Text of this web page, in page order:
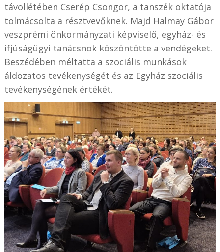
távollétében Cserép Csongor, a tanszék oktatója
tolmácsolta a résztvevőknek. Majd Halmay Gábor
veszprémi önkormányzati képviselő, egyház- és
ifjúságügyi tanácsnok köszöntötte a vendégeket.
Beszédében méltatta a szociális munkások
áldozatos tevékenységét és az Egyház szociális
tevékenységének értékét.